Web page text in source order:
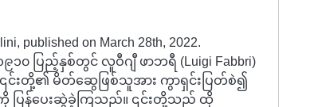
published on March 28th, 2022.
၁၉၁၀ ပြည့်နှစ်တွင် လူဝီဂျီ ဖာဘရီ (Luigi Fabbri)
၎င်းတို့၏ မိတ်ဆွေဖြစ်သူအား ကွာရှင်းပြတ်စဲ၍
ပြန်ပေးဆွဲခဲ့ကြသည်။ ၎င်းတို့သည် ထို